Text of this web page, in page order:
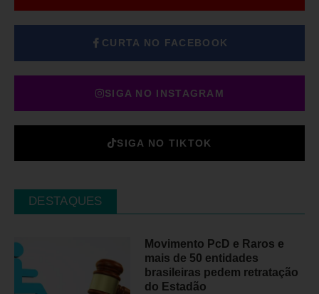
CURTA NO FACEBOOK
SIGA NO INSTAGRAM
SIGA NO TIKTOK
DESTAQUES
Movimento PcD e Raros e
mais de 50 entidades
brasileiras pedem retratação
do Estadão